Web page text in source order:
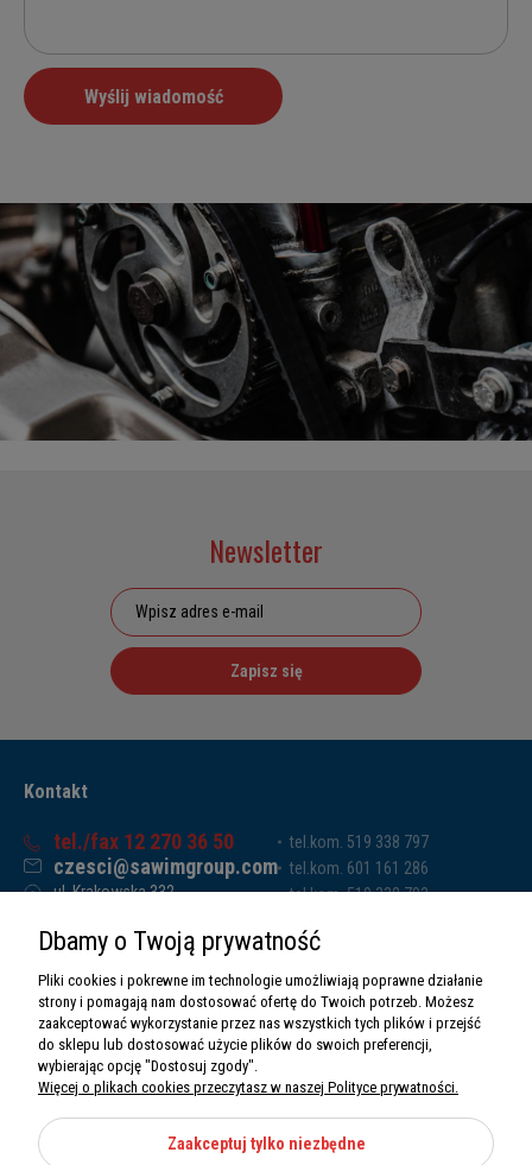
Newsletter
Zapisz się
Kontakt
tel./fax 12 270 36 50
czesci@sawimgroup.com
ul. Krakowska 332,
Sawim Group Mariusz Zdyb sp. k.
NIP: 5130284470
REGON: 5246591010
tel.kom. 519 338 797
tel.kom. 601 161 286
tel.kom. 519 338 793
O nas
Informacje
Dbamy o Twoją prywatność
Pliki cookies i pokrewne im technologie umożliwiają poprawne działanie
strony i pomagają nam dostosować ofertę do Twoich potrzeb. Możesz
zaakceptować wykorzystanie przez nas wszystkich tych plików i przejść
do sklepu lub dostosować użycie plików do swoich preferencji,
wybierając opcję "Dostosuj zgody".
Więcej o plikach cookies przeczytasz w naszej Polityce prywatności.
Zaakceptuj tylko niezbędne